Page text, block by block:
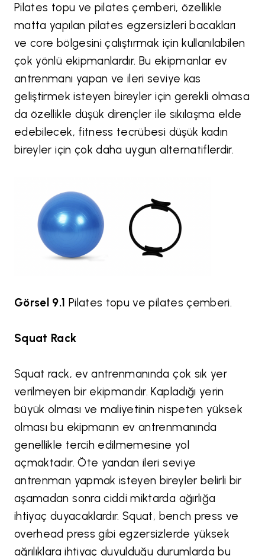
Pilates topu ve pilates çemberi, özellikle
matta yapılan pilates egzersizleri bacakları
ve core bölgesini çalıştırmak için kullanılabilen
çok yönlü ekipmanlardır. Bu ekipmanlar ev
antrenmanı yapan ve ileri seviye kas
geliştirmek isteyen bireyler için gerekli olmasa
da özellikle düşük dirençler ile sıkılaşma elde
edebilecek, fitness tecrübesi düşük kadın
bireyler için çok daha uygun alternatiflerdir.
Görsel 9.1 Pilates topu ve pilates çemberi.
Squat Rack
Squat rack, ev antrenmanında çok sık yer
verilmeyen bir ekipmandır. Kapladığı yerin
büyük olması ve maliyetinin nispeten yüksek
olması bu ekipmanın ev antrenmanında
genellikle tercih edilmemesine yol
açmaktadır. Öte yandan ileri seviye
antrenman yapmak isteyen bireyler belirli bir
aşamadan sonra ciddi miktarda ağırlığa
ihtiyaç duyacaklardır. Squat, bench press ve
overhead press gibi egzersizlerde yüksek
ağrılıklara ihtiyaç duyulduğu durumlarda bu